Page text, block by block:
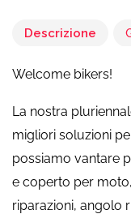
Descrizione
Welcome bikers!
La nostra
migliori soluzioni
possiamo vantare
e coperto per
riparazioni, angolo